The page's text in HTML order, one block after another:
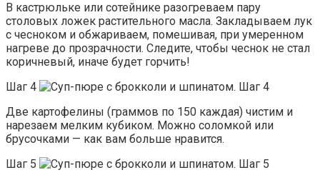
В кастрюльке или сотейнике разогреваем пару
столовых ложек растительного масла. Закладываем лук
с чесноком и обжариваем, помешивая, при умеренном
нагреве до прозрачности. Следите, чтобы чеснок не стал
коричневый, иначе будет горчить!
Шаг 4
Две картофелины (граммов по 150 каждая) чистим и
нарезаем мелким кубиком. Можно соломкой или
брусочками — как вам больше нравится.
Шаг 5